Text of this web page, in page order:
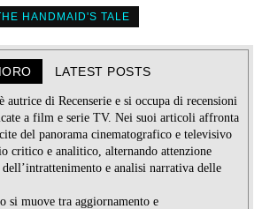
HANDMAID'S TALE
LATEST POSTS
autrice di Recenserie e si occupa di recensioni
a film e serie TV. Nei suoi articoli affronta
del panorama cinematografico e televisivo
critico e analitico, alternando attenzione
e analisi narrativa delle
si muove tra aggiornamento e